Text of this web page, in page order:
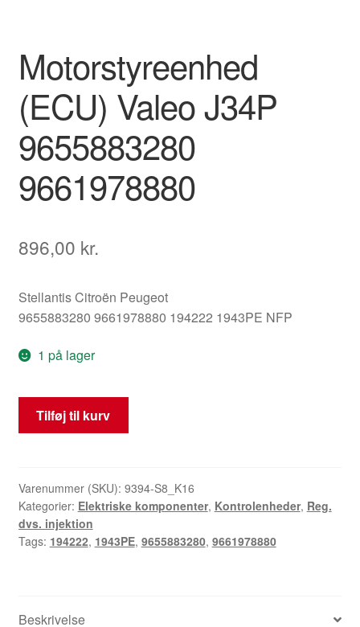
Motorstyreenhed
(ECU) Valeo J34P
9655883280
9661978880
896,00 kr.
Stellantis Citroën Peugeot
9655883280 9661978880 194222 1943PE NFP
1 på lager
Motorstyreenhed
(ECU)
9655883280
9661978880
antal
Tilføj til kurv
Varenummer (SKU): 9394-S8_K16
Kategorier: Elektriske komponenter, Kontrolenheder, Reg.
dvs. injektion
Tags: 194222, 1943PE, 9655883280, 9661978880
Beskrivelse